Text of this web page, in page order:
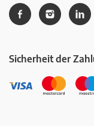
Sicherheit der